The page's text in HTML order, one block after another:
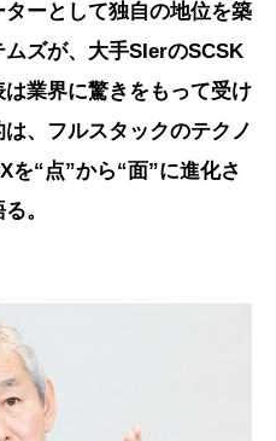
ーとして独自の地位を築
ズが、大手SIerのSCSK
業界に驚きをもって受け
、フルスタックのテクノ
を“点”から“面”に進化さ
。